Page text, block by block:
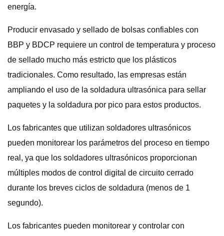
energía.
Producir envasado y sellado de bolsas confiables con
BBP y BDCP requiere un control de temperatura y proceso
de sellado mucho más estricto que los plásticos
tradicionales. Como resultado, las empresas están
ampliando el uso de la soldadura ultrasónica para sellar
paquetes y la soldadura por pico para estos productos.
Los fabricantes que utilizan soldadores ultrasónicos
pueden monitorear los parámetros del proceso en tiempo
real, ya que los soldadores ultrasónicos proporcionan
múltiples modos de control digital de circuito cerrado
durante los breves ciclos de soldadura (menos de 1
segundo).
Los fabricantes pueden monitorear y controlar con